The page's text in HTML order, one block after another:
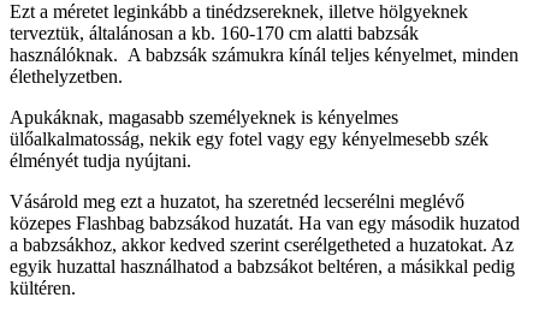
Ezt a méretet leginkább a tinédzsereknek, illetve hölgyeknek
terveztük, általánosan a kb. 160-170 cm alatti babzsák
használóknak. A babzsák számukra kínál teljes kényelmet, minden
élethelyzetben.
Apukáknak, magasabb személyeknek is kényelmes
ülőalkalmatosság, nekik egy fotel vagy egy kényelmesebb szék
élményét tudja nyújtani.
Vásárold meg ezt a huzatot, ha szeretnéd lecserélni meglévő
közepes Flashbag babzsákod huzatát. Ha van egy második huzatod
a babzsákhoz, akkor kedved szerint cserélgetheted a huzatokat. Az
egyik huzattal használhatod a babzsákot beltéren, a másikkal pedig
kültéren.